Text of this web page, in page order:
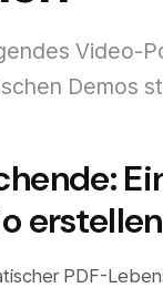
Video-
Demos
erstellen
PDF-